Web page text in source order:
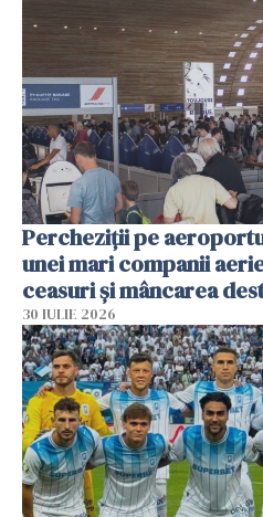
Percheziții pe
unei mari companii
ceasuri și mâncarea
30 IULIE 2026